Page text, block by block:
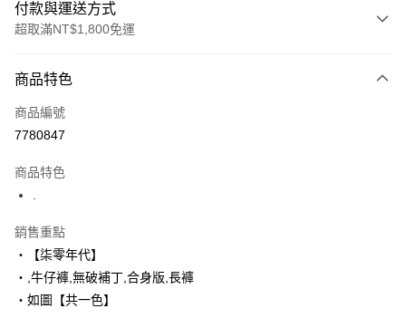
付款與運送方式
超取滿NT$1,800免運
信用卡一次付款
超商取貨付款
街口支付
悠遊付
Google Pay
商品特色
商品編號
7780847
商品特色
銷售重點
‧【柒零年代】
‧,牛仔褲,無破補丁,合身版,長褲
‧如圖【共一色】